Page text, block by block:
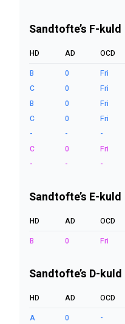
Sandtofte’s F-kuld
HD AD OCD
B
0 Fri
C
0 Fri
B
0 Fri
C
0 Fri
-
- -
C
0 Fri
-
- -
Sandtofte’s E-kuld
HD AD OCD
B
0 Fri
Sandtofte’s D-kuld
HD AD OCD
A
0 -